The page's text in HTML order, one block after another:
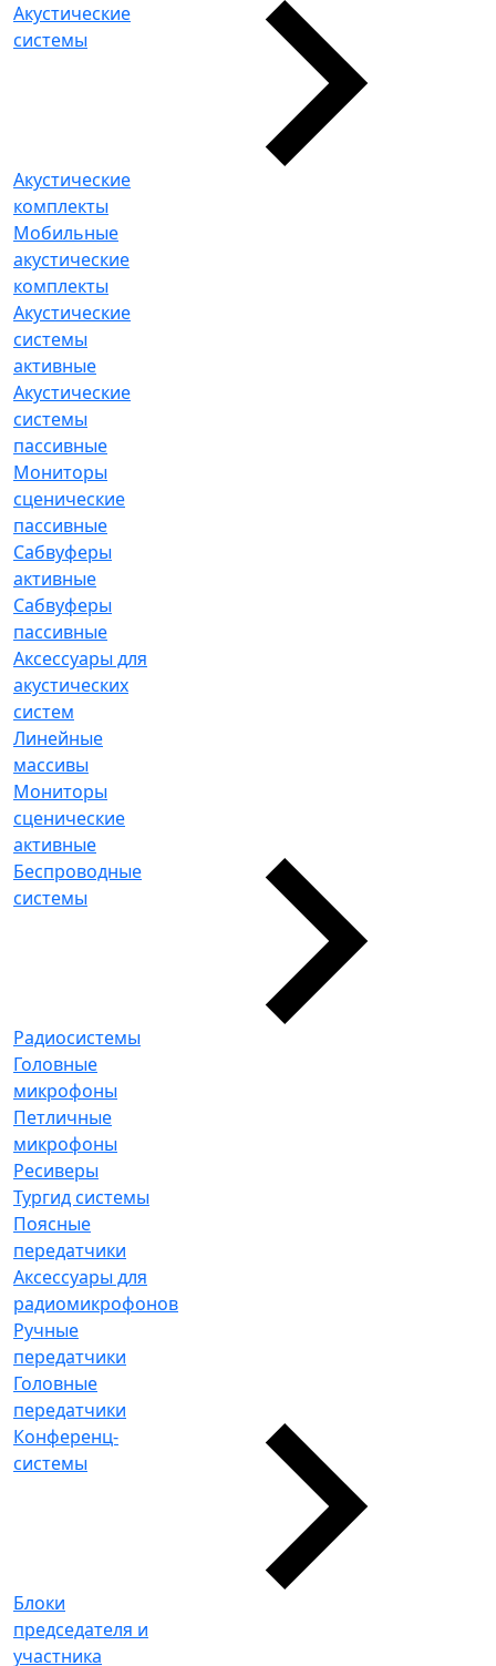
Акустические
системы
Акустические
комплекты
Мобильные
акустические
комплекты
Акустические
системы
активные
Акустические
системы
пассивные
Мониторы
сценические
пассивные
Сабвуферы
активные
Сабвуферы
пассивные
Аксессуары для
акустических
систем
Линейные
массивы
Мониторы
сценические
активные
Беспроводные
системы
Радиосистемы
Головные
микрофоны
Петличные
микрофоны
Ресиверы
Тургид системы
Поясные
передатчики
Аксессуары для
радиомикрофонов
Ручные
передатчики
Головные
передатчики
Конференц-
системы
Блоки
председателя и
участника